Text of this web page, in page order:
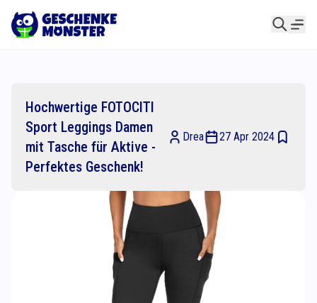
Hochwertige FOTOCITI
Sport Leggings Damen
mit Tasche für Aktive -
Perfektes Geschenk!
Drea 27 Apr 2024